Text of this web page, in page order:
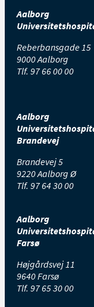
Aalborg
Reberbansgade 15
9000 Aalborg
Tlf. 97 66 00 00
Aalborg
Brandevej
Brandevej 5
9220 Aalborg Ø
Tlf. 97 64 30 00
Aalborg
Farsø
Højgårdsvej 11
9640 Farsø
Tlf. 97 65 30 00